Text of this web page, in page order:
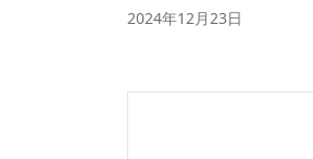
2024年12月23日